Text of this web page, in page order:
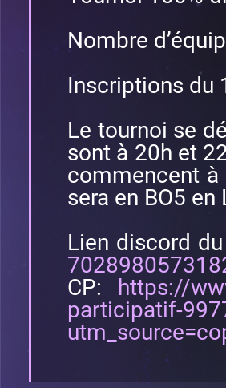
Nombre
Inscriptions du
Le tournoi se
sont à 20h et
commencent à
sera en BO5
Lien discord
CP: https://
participatif-